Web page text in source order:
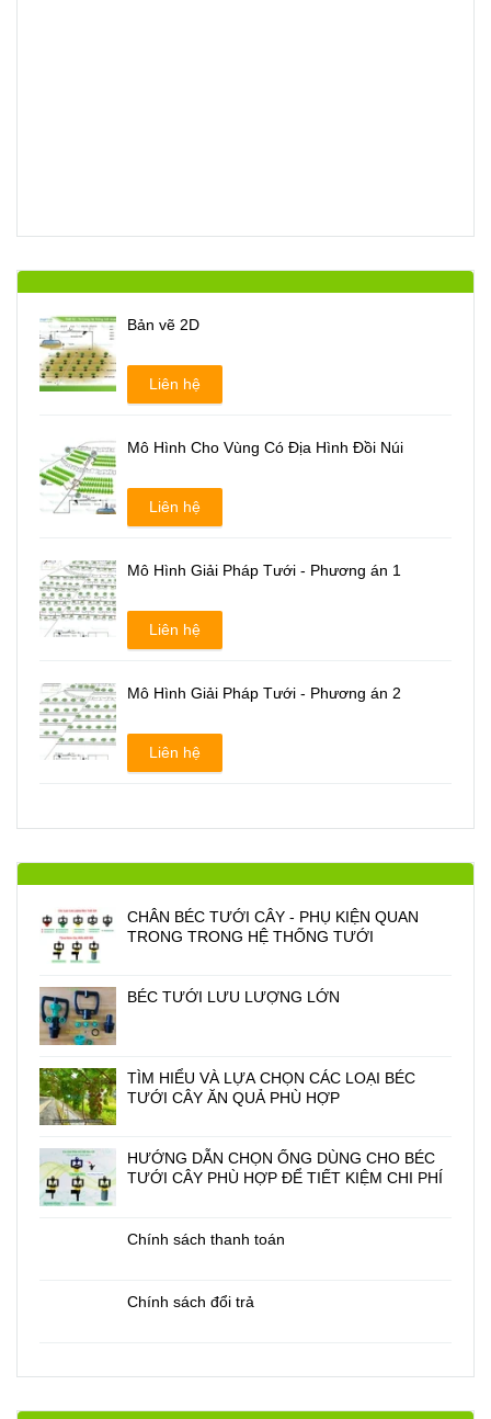
Bản vẽ 2D
Liên hệ
Mô Hình Cho Vùng Có Địa Hình Đồi Núi
Liên hệ
Mô Hình Giải Pháp Tưới - Phương án 1
Liên hệ
Mô Hình Giải Pháp Tưới - Phương án 2
Liên hệ
CHÂN BÉC TƯỚI CÂY - PHỤ KIỆN QUAN
TRONG TRONG HỆ THỐNG TƯỚI
BÉC TƯỚI LƯU LƯỢNG LỚN
TÌM HIỂU VÀ LỰA CHỌN CÁC LOẠI BÉC
TƯỚI CÂY ĂN QUẢ PHÙ HỢP
HƯỚNG DẪN CHỌN ỐNG DÙNG CHO BÉC
TƯỚI CÂY PHÙ HỢP ĐỂ TIẾT KIỆM CHI PHÍ
Chính sách thanh toán
Chính sách đổi trả